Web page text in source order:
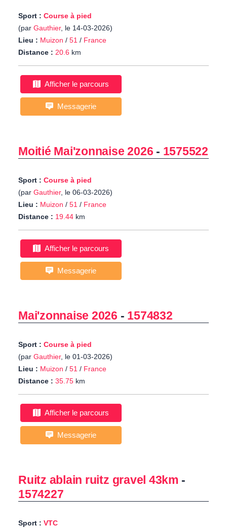
Sport : Course à pied
(par Gauthier, le 14-03-2026)
Lieu : Muizon / 51 / France
Distance : 20.6 km
Afficher le parcours
Messagerie
Moitié Mai'zonnaise 2026 - 1575522
Sport : Course à pied
(par Gauthier, le 06-03-2026)
Lieu : Muizon / 51 / France
Distance : 19.44 km
Afficher le parcours
Messagerie
Mai'zonnaise 2026 - 1574832
Sport : Course à pied
(par Gauthier, le 01-03-2026)
Lieu : Muizon / 51 / France
Distance : 35.75 km
Afficher le parcours
Messagerie
Ruitz ablain ruitz gravel 43km -
1574227
Sport : VTC